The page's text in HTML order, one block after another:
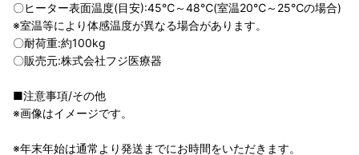
〇ヒーター表面温度(目安):45℃～48℃(室温20℃～25℃の場合)
※室温等により体感温度が異なる場合があります。
〇耐荷重:約100kg
〇販売元:株式会社フジ医療器
■注意事項/その他
※画像はイメージです。
※年末年始は通常より発送までにお時間をいただきます。